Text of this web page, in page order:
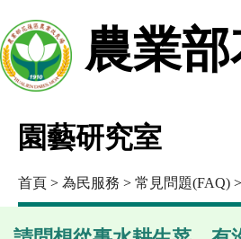
農業
園藝研究室
首頁 > 為民服務 > 常見問題(FAQ) >